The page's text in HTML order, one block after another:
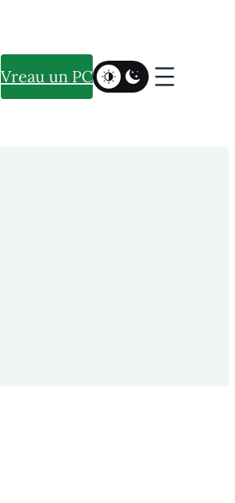
Vreau un PC